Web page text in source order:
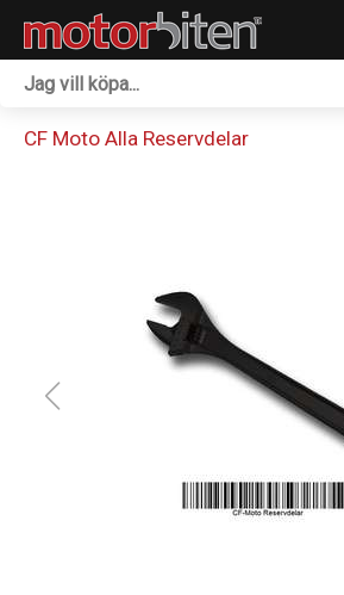
CF Moto Alla Reservdelar